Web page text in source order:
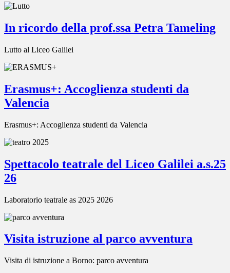
In ricordo della prof.ssa Petra Tameling
Lutto al Liceo Galilei
Erasmus+: Accoglienza studenti da
Valencia
Erasmus+: Accoglienza studenti da Valencia
Spettacolo teatrale del Liceo Galilei a.s.25
26
Laboratorio teatrale as 2025 2026
Visita istruzione al parco avventura
Visita di istruzione a Borno: parco avventura